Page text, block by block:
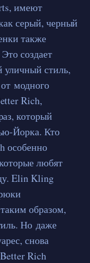
имеют
серый, черный
также
создает
стиль,
модного
Rich,
который
Йорка. Кто
особенно
любят
Elin Kling
образом,
Но даже
снова
Rich